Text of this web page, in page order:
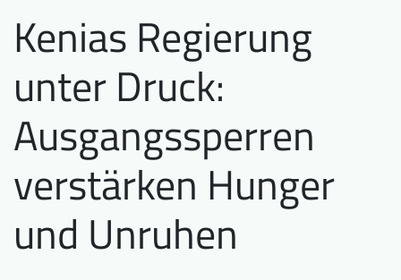
Kenias Regierung
unter Druck:
Ausgangssperren
verstärken Hunger
und Unruhen